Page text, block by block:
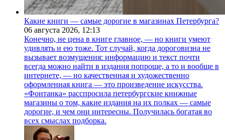
Какие книги — самые дорогие в магазинах Петербурга?
06 августа 2026, 12:13
Конечно, не цена в книге главное, — но книги умеют
удивлять и ею тоже. Тот случай, когда дороговизна не
вызывает возмущения: информацию и текст почти
всегда можно найти в издания попроще, а то и вообще в
интернете, — но качественная и художественно
оформленная книга — это произведение искусства.
«Фонтанка» расспросила петербургские книжные
магазины о том, какие издания на их полках — самые
дорогие, и чем они интересны. Получилась богатая во
всех смыслах подборка.